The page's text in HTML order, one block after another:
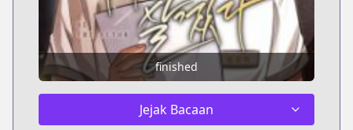
finished
Jejak Bacaan